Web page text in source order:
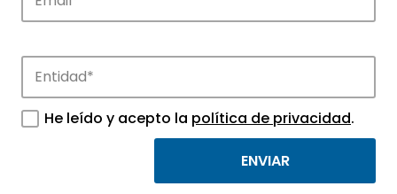
PART OF ALL S.L.
GARAIA Parque Tecnológico S.Coop
He leído y acepto la política de privacidad.